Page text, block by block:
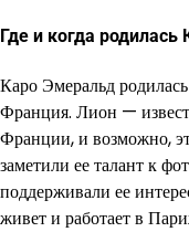
Где и когда
Каро Эмеральд
Франция. Лион —
Франции, и возможно,
заметили ее талант к
поддерживали ее
живет и работает в